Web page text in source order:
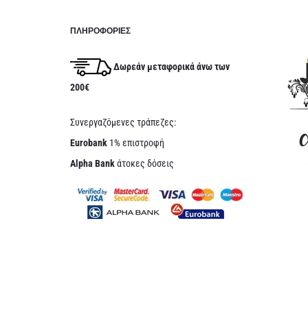
ΠΛΗΡΟΦΟΡΊΕΣ
Δωρεάν μεταφορικά άνω των
200€
Συνεργαζόμενες τράπεζες:
Eurobank 1% επιστροφή
Alpha Bankάτοκες δόσεις